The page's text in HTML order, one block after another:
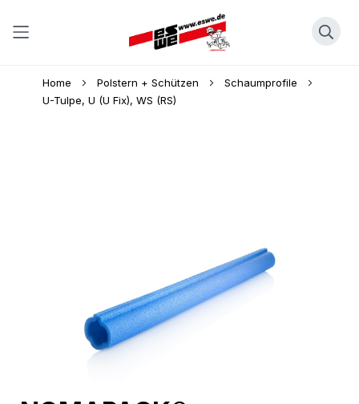
Home Polstern + Schützen
Schaumprofile
U-Tulpe, U (U Fix), WS (RS)